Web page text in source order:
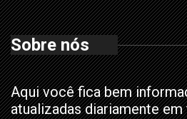
Sobre nós
Aqui você fica bem
atualizadas diariamente